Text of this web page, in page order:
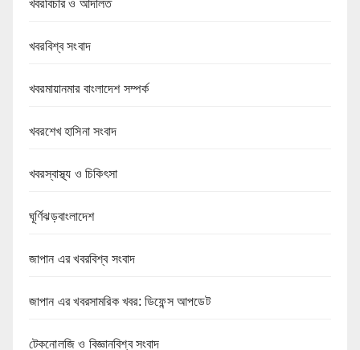
খবরবিচার ও আদালত
খবরবিশ্ব সংবাদ
খবরমায়ানমার বাংলাদেশ সম্পর্ক
খবরশেখ হাসিনা সংবাদ
খবরস্বাস্থ্য ও চিকিৎসা
ঘূর্ণিঝড়বাংলাদেশ
জাপান এর খবরবিশ্ব সংবাদ
জাপান এর খবরসামরিক খবর: ডিফেন্স আপডেট
টেকনোলজি ও বিজ্ঞানবিশ্ব সংবাদ